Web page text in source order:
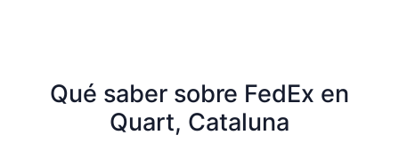
Qué saber sobre FedEx en
Quart, Cataluna